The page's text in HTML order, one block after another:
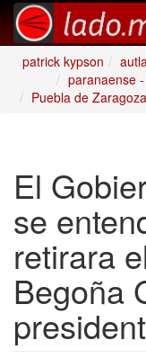
patrick kypson
paranaense
Puebla de Zaragoza
El
se
retirara
Begoña